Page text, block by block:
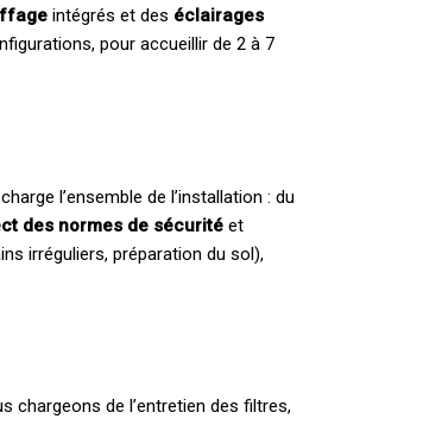
intégrés et des éclairages
pour accueillir de 2 à 7
l’ensemble de l’installation : du
des normes de sécurité et
irréguliers, préparation du sol),
chargeons de l’entretien des filtres,